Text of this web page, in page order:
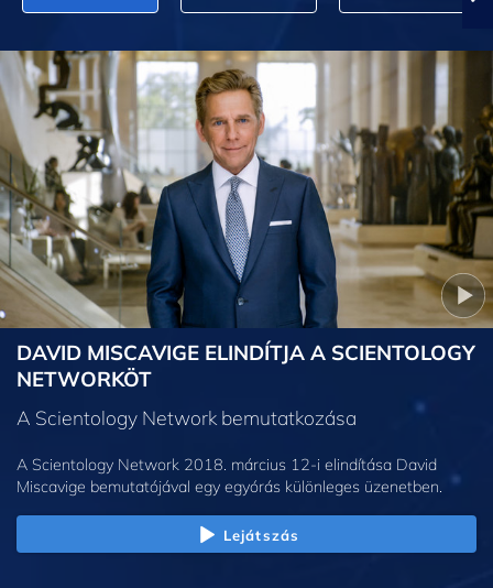
DAVID MISCAVIGE ELINDÍTJA A SCIENTOLOGY
NETWORKÖT
A Scientology Network bemutatkozása
A Scientology Network 2018. március 12-i elindítása David
Miscavige bemutatójával egy egyórás különleges üzenetben.
Lejátszás